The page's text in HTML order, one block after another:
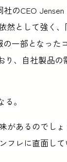
のCEO
然として強く
一部となっ
、自社製品
。
があるのでし
フレに直面し